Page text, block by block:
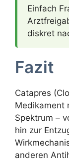
Einfach
diskret
Fazit
Catapres
Medikament
Spektrum –
hin zur
anderen